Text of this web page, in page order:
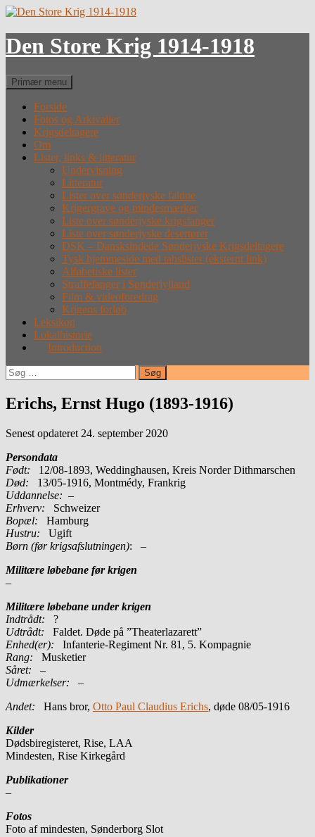
Hop
indhold
Den Store Krig 1914-1918
Søg
Primær menu
Forside
Fotos og Arkivalier
Krigsdeltagere
Om
Lister, links & litteratur
Undervisning
Litteratur
Lister over sønderjyske faldne
Krigergrave og mindesmærker
Liste over sønderjyske krigsfanger
Liste over sønderjyske desertører
DSK – Dansksindede Sønderjyske Krigsdeltagere
Tysk hjemmeside med tabslister (eksternt link)
Alfabetiske lister
Straffefanger i Sønderjylland
Film & videoforedrag
Krigens forløb
Leksikon
Lokalhistorie
Introduction
Søg
efter:
Erichs, Ernst Hugo (1893-1916)
Senest opdateret 24. september 2020
Persondata
Født: 12/08-1893, Weddinghausen, Kreis Norder Dithmarschen
Død: 13/05-1916, Montmédy, Frankrig
Uddannelse: –
Erhverv: Schweizer
Bopæl: Hamburg
Hustru: Ugift
Børn (før krigsafslutningen): –
Militære løbebane før krigen
–
Militære løbebane under krigen
Indtrådt: ?
Udtrådt: Faldet. Døde på ”Theaterlazarett”
Enhed(er):
Infanterie-Regiment Nr. 81, 5. Kompagnie
Rang:
Musketier
Såret: –
Udmærkelser: –
Andet: Hans bror, Otto Paul Claudius Erichs, døde 08/05-1916
Kilder
Dødsbiregisteret, Rise, LAA
Mindesten, Rise Kirkegård
Publikationer
–
Fotos
Foto af mindesten, Sønderborg Slot